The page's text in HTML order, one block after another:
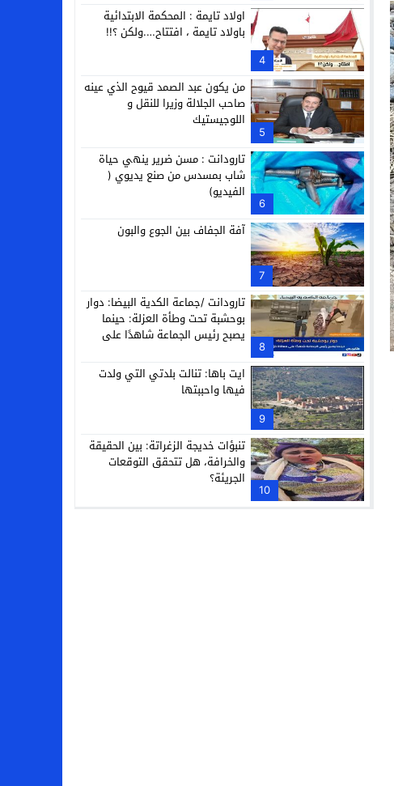
4
اولاد تايمة : المحكمة الابتدائية
باولاد تايمة ، افتتاح….ولكن ؟!!
5
من يكون عبد الصمد قيوح الذي عينه
صاحب الجلالة وزيرا للنقل و
اللوجيستيك
6
تارودانت : مسن ضرير ينهي حياة
شاب بمسدس من صنع يديوي (
الفيديو)
7
آفة الجفاف بين الجوع والبون
8
تارودانت /جماعة الكدية البيضا: دوار
بوحشبة تحت وطأة العزلة: حينما
يصبح رئيس الجماعة شاهدًا على
9
ايت باها: تنالت بلدتي التي ولدت
فيها واحببتها
10
تنبؤات خديجة الزغراتة: بين الحقيقة
والخرافة، هل تتحقق التوقعات
الجريئة؟